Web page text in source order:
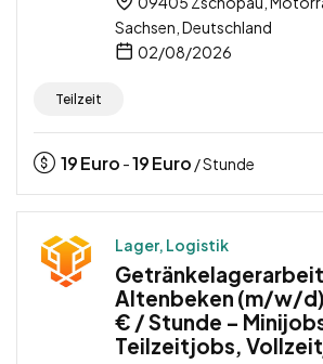
Sachsen, Deutschland
02/08/2026
Teilzeit
19Euro -19Euro / Stunde
Lager, Logistik
Altenbeken (m/w/
€ / Stunde –
Teilzeitjobs,